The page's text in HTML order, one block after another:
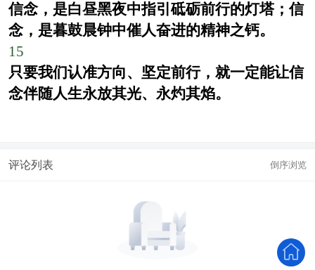
信念，是白昼黑夜中指引砥砺前行的灯塔；信
念，是暮鼓晨钟中催人奋进的精神之钙。
15
只要我们认准方向、坚定前行，就一定能让信
念伴随人生永放其光、永灼其焰。
评论列表 倒序浏览